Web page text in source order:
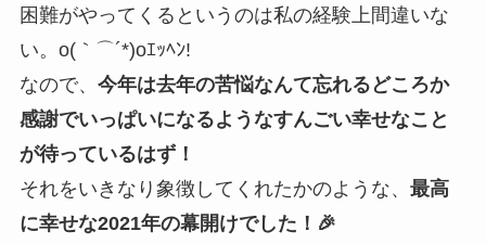
困難がやってくるというのは私の経験上間違いな
い。o(｀⌒´*)oｴｯﾍﾝ!
なので、 今年は去年の苦悩なんて忘れるどころか
感謝でいっぱいになるようなすんごい幸せなこと
が待っているはず！
それをいきなり象徴してくれたかのような、 最高
に幸せな2021年の幕開けでした！🎉